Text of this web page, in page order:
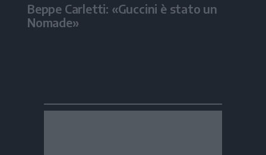
Beppe Carletti: «Guccini è stato un
Nomade»